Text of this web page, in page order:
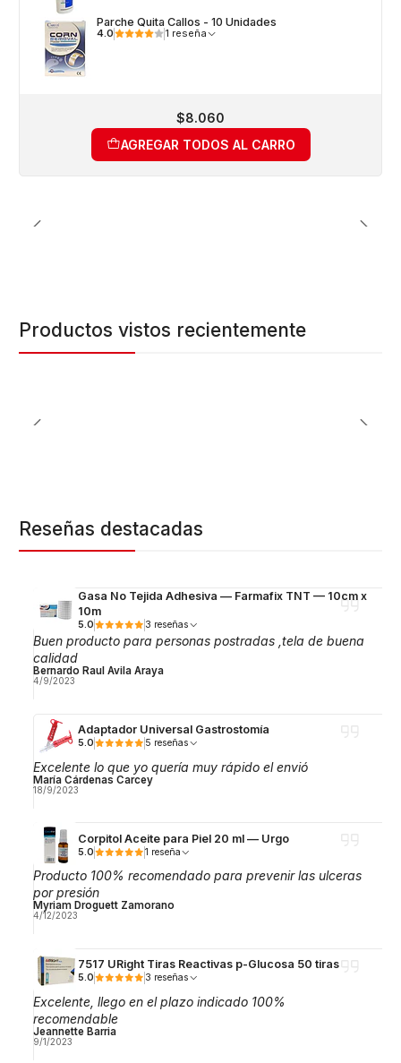
Parche Quita Callos - 10 Unidades
4.0 1 reseña
$8.060
AGREGAR TODOS AL CARRO
Productos vistos recientemente
Reseñas destacadas
Gasa No Tejida Adhesiva — Farmafix TNT — 10cm x
10m
5.0 3 reseñas
Buen producto para personas postradas ,tela de buena
calidad
Bernardo Raul Avila Araya
4/9/2023
Adaptador Universal Gastrostomía
5.0 5 reseñas
Excelente lo que yo quería muy rápido el envió
María Cárdenas Carcey
18/9/2023
Corpitol Aceite para Piel 20 ml — Urgo
5.0 1 reseña
Producto 100% recomendado para prevenir las ulceras
por presión
Myriam Droguett Zamorano
4/12/2023
7517 URight Tiras Reactivas p-Glucosa 50 tiras
5.0 3 reseñas
Excelente, llego en el plazo indicado 100%
recomendable
Jeannette Barria
9/1/2023